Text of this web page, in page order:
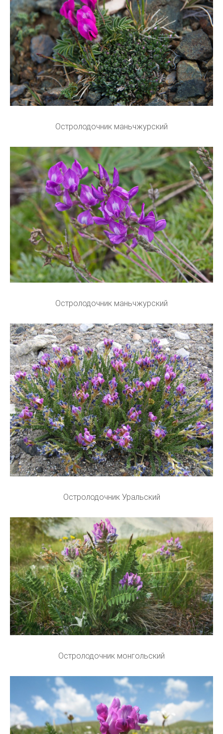
Остролодочник маньчжурский
Остролодочник маньчжурский
Остролодочник Уральский
Остролодочник монгольский